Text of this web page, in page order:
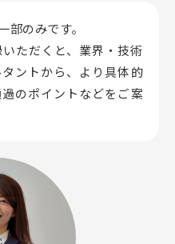
部のみです。
ただくと、業界・技術
ントから、 より具体的
のポイントなどをご案